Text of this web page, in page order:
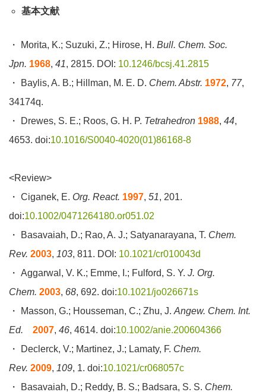
基本文献
・ Morita, K.; Suzuki, Z.; Hirose, H. Bull. Chem. Soc.
Jpn. 1968, 41, 2815. DOI: 10.1246/bcsj.41.2815
・ Baylis, A. B.; Hillman, M. E. D. Chem. Abstr. 1972, 77,
34174q.
・ Drewes, S. E.; Roos, G. H. P. Tetrahedron 1988, 44,
4653. doi:10.1016/S0040-4020(01)86168-8
<Review>
・ Ciganek, E. Org. React. 1997, 51, 201.
doi:10.1002/0471264180.or051.02
・ Basavaiah, D.; Rao, A. J.; Satyanarayana, T. Chem.
Rev. 2003, 103, 811. DOI: 10.1021/cr010043d
・ Aggarwal, V. K.; Emme, I.; Fulford, S. Y. J. Org.
Chem. 2003, 68, 692. doi:10.1021/jo026671s
・ Masson, G.; Housseman, C.; Zhu, J. Angew. Chem. Int.
Ed.
2007, 46, 4614. doi:10.1002/anie.200604366
・ Declerck, V.; Martinez, J.; Lamaty, F. Chem.
Rev. 2009, 109, 1. doi:10.1021/cr068057c
・ Basavaiah, D.; Reddy, B. S.; Badsara, S. S. Chem.